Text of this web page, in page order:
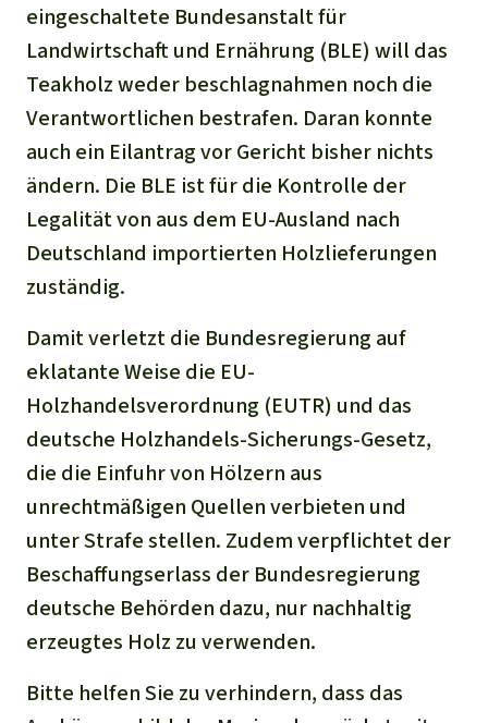
eingeschaltete Bundesanstalt für
Landwirtschaft und Ernährung (BLE) will das
Teakholz weder beschlagnahmen noch die
Verantwortlichen bestrafen. Daran konnte
auch ein Eilantrag vor Gericht bisher nichts
ändern. Die BLE ist für die Kontrolle der
Legalität von aus dem EU-Ausland nach
Deutschland importierten Holzlieferungen
zuständig.
Damit verletzt die Bundesregierung auf
eklatante Weise die EU-
Holzhandelsverordnung (EUTR) und das
deutsche Holzhandels-Sicherungs-Gesetz,
die die Einfuhr von Hölzern aus
unrechtmäßigen Quellen verbieten und
unter Strafe stellen. Zudem verpflichtet der
Beschaffungserlass der Bundesregierung
deutsche Behörden dazu, nur nachhaltig
erzeugtes Holz zu verwenden.
Bitte helfen Sie zu verhindern, dass das